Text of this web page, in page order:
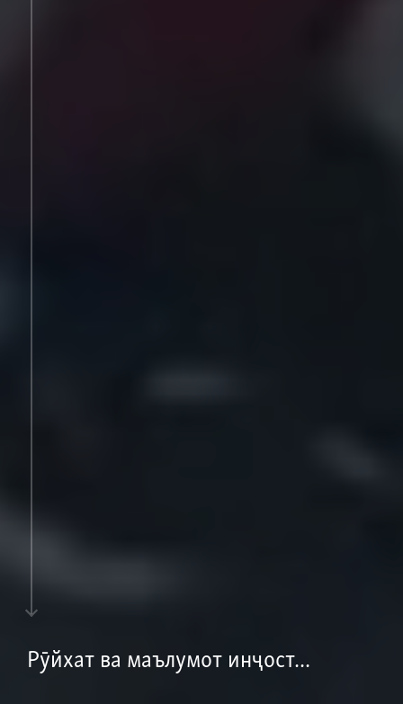
Рӯйхат ва маълумот инҷост...